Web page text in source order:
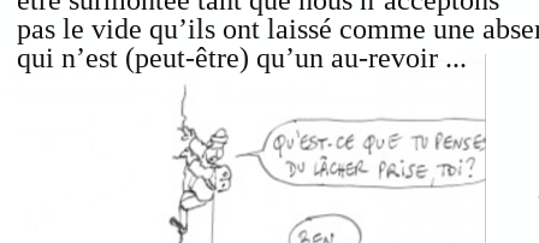
pas le vide qu’ils ont laissé comme une
qui n’est (peut-être) qu’un au-revoir ...